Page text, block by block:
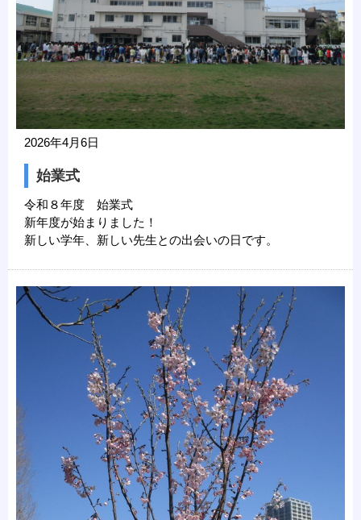
2026年4月6日
始業式
令和８年度 始業式
新年度が始まりました！
新しい学年、新しい先生との出会いの日です。